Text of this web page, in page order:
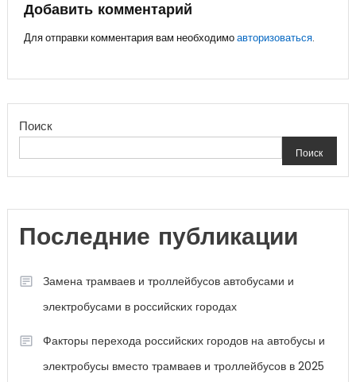
записям
Добавить комментарий
Для отправки комментария вам необходимоавторизоваться.
Поиск
Поиск
Последние публикации
Замена трамваев и троллейбусов автобусами и
электробусами в российских городах
Факторы перехода российских городов на автобусы и
электробусы вместо трамваев и троллейбусов в 2025